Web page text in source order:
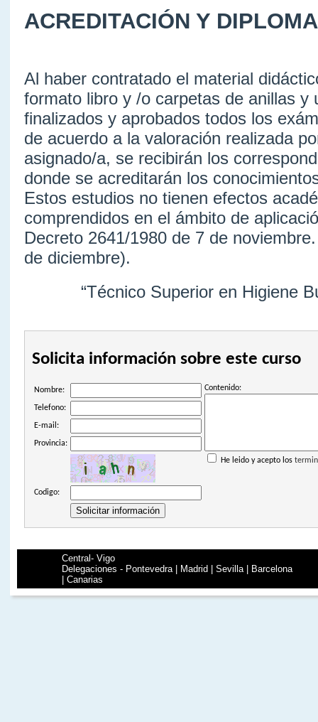
ACREDITACIÓN Y DIPLOMA
Al haber contratado el material
formato libro y /o carpetas de anillas y
finalizados y aprobados todos los
de acuerdo a la valoración realizada
asignado/a, se recibirán los
donde se acreditarán los
Estos estudios no tienen efectos
comprendidos en el ámbito de
Decreto 2641/1980 de 7 de
de diciembre).
“Técnico Superior en Higiene
Solicita información sobre este curso
Nombre: Contenido:
He leido y acepto los
Telefono:
E-mail:
Provincia:
Codigo:
Central- Vigo
Delegaciones - Pontevedra | Madrid | Sevilla | Barcelona
| Canarias